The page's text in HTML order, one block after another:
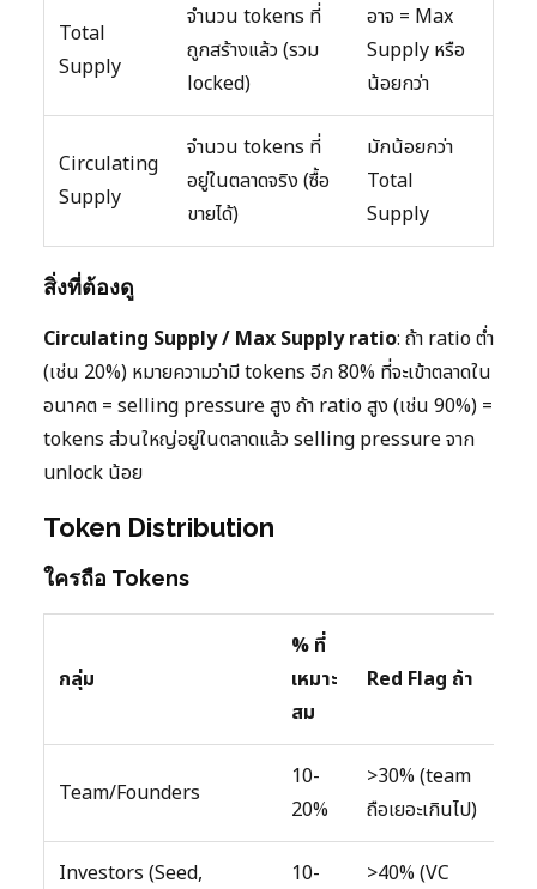
Total
Supply
จำนวน tokens ที่
ถูกสร้างแล้ว (รวม
locked)
อาจ = Max
Supply หรือ
น้อยกว่า
Circulating
Supply
จำนวน tokens ที่
อยู่ในตลาดจริง (ซื้อ
ขายได้)
มักน้อยกว่า
Total
Supply
สิ่งที่ต้องดู
Circulating Supply / Max Supply ratio: ถ้า ratio ต่ำ
(เช่น 20%) หมายความว่ามี tokens อีก 80% ที่จะเข้าตลาดใน
อนาคต = selling pressure สูง ถ้า ratio สูง (เช่น 90%) =
tokens ส่วนใหญ่อยู่ในตลาดแล้ว selling pressure จาก
unlock น้อย
Token Distribution
ใครถือ Tokens
กลุ่ม
% ที่
เหมาะ
สม
Red Flag ถ้า
Team/Founders
10-
20%
>30% (team
ถือเยอะเกินไป)
Investors (Seed,
10-
>40% (VC